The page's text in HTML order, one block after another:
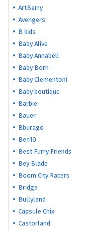
ArtBerry
Avengers
B kids
Baby Alive
Baby Annabell
Baby Born
Baby Clementoni
Baby boutique
Barbie
Bauer
Bburago
Ben10
Best Furry Friends
Bey Blade
Boom City Racers
Bridge
Bullyland
Capsule Chix
Castorland